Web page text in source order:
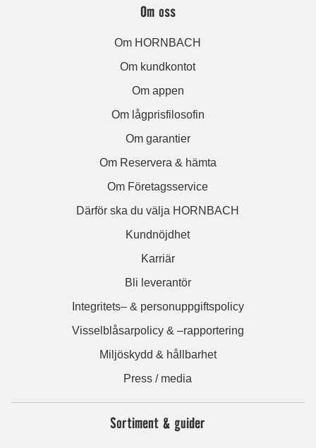
Om oss
Om HORNBACH
Om kundkontot
Om appen
Om lågprisfilosofin
Om garantier
Om Reservera & hämta
Om Företagsservice
Därför ska du välja HORNBACH
Kundnöjdhet
Karriär
Bli leverantör
Integritets– & personuppgiftspolicy
Visselblåsarpolicy & –rapportering
Miljöskydd & hållbarhet
Press / media
Sortiment & guider